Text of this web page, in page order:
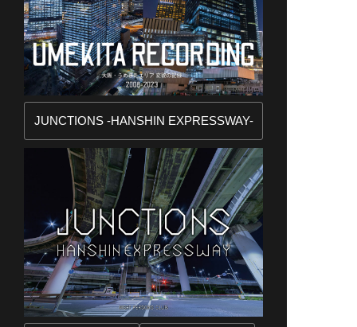
JUNCTIONS -HANSHIN EXPRESSWAY-